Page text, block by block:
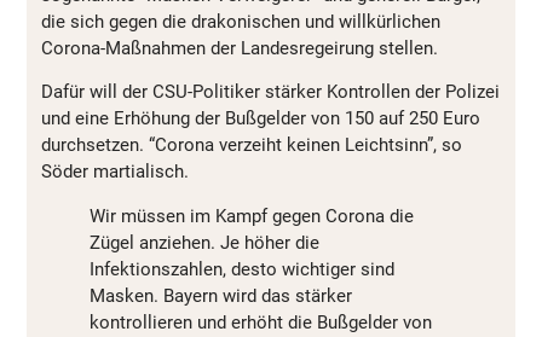
die sich gegen die drakonischen und willkürlichen
Corona-Maßnahmen der Landesregeirung stellen.
Dafür will der CSU-Politiker stärker Kontrollen der Polizei
und eine Erhöhung der Bußgelder von 150 auf 250 Euro
durchsetzen. “Corona verzeiht keinen Leichtsinn”, so
Söder martialisch.
Wir müssen im Kampf gegen Corona die
Zügel anziehen. Je höher die
Infektionszahlen, desto wichtiger sind
Masken. Bayern wird das stärker
kontrollieren und erhöht die Bußgelder von